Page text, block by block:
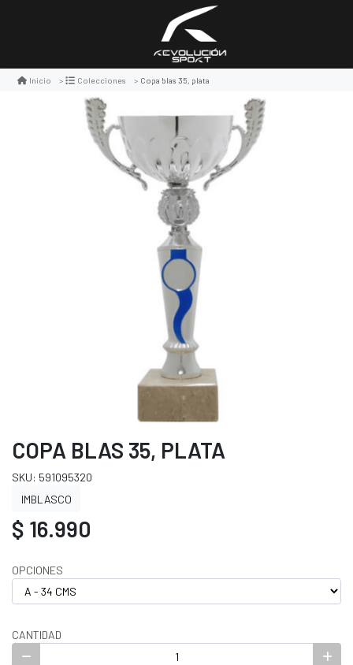
Inicio Colecciones Copa blas 35, plata
COPA BLAS 35, PLATA
SKU: 591095320
IMBLASCO
$ 16.990
OPCIONES
CANTIDAD